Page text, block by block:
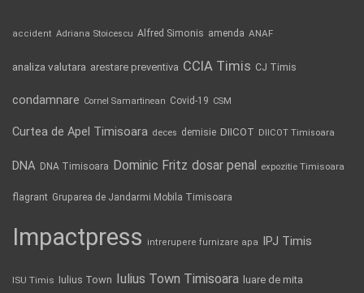
accident Adriana Stoicescu Alfred Simonis amenda ANAF
analiza valutara arestare preventiva CCIA Timis CJ Timis
condamnare Cornel Samartinean Covid-19 CSM
Curtea de Apel Timisoara deces demisie DIICOT DIICOT Timisoara
DNA DNA Timisoara Dominic Fritz dosar penal expozitie Timisoara
flagrant Gruparea de Jandarmi Mobila Timisoara
Impactpress intrerupere furnizare apa IPJ Timis
ISU Timis Iulius Town Iulius Town Timisoara luare de mita